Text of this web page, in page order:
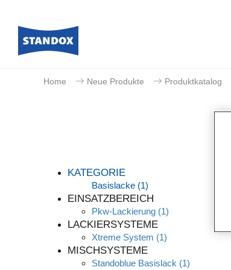
Home Neue Produkte Produktkatalog
KATEGORIE
Basislacke (1)
EINSATZBEREICH
Pkw-Lackierung (1)
LACKIERSYSTEME
Xtreme System (1)
MISCHSYSTEME
Standoblue Basislack (1)